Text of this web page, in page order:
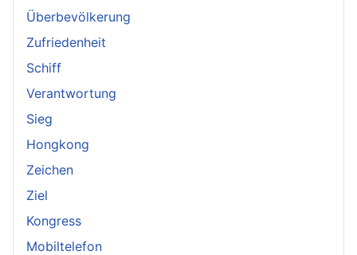
Überbevölkerung
Zufriedenheit
Schiff
Verantwortung
Sieg
Hongkong
Zeichen
Ziel
Kongress
Mobiltelefon